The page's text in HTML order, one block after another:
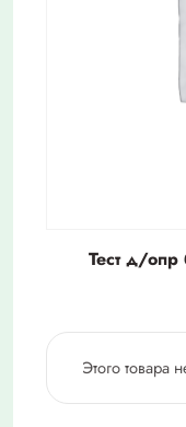
Тест д/опр
Этого товара